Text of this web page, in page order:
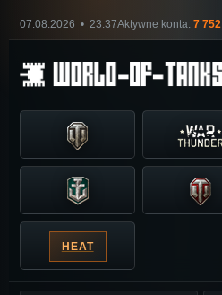
07.08.2026 • 23:37Aktywne konta: 7 752
HEAT